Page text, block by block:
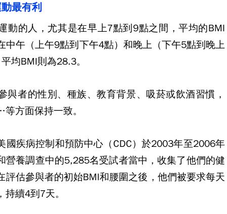
最有利
動的人，尤其是在早上7點到 9點之間，平均的BMI
中午（上午9點到下午4點）和晚上（下午5點到晚上
均BMI則為28.3。
與者的性別、種族、教育背景、吸菸或飲酒習慣，
等方面保持一致。
國疾病控制和預防中心（CDC）於2003年至2006年
營養調查中的5,285名受試者當中，收集了他們的健
評估參與者的初始BMI和腰圍之後，他們被要求每天
持續4到 7天。